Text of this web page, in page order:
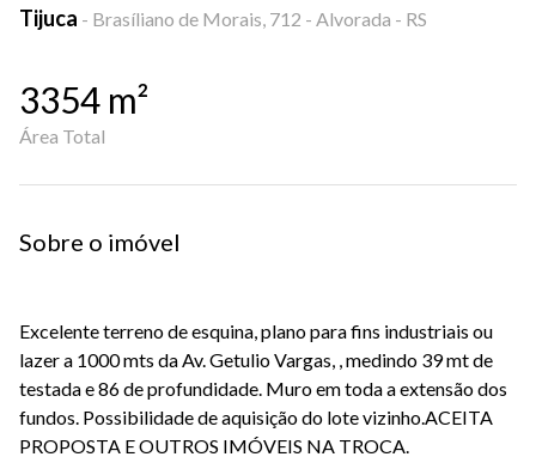
Tijuca - Brasíliano de Morais, 712 - Alvorada - RS
3354 m²
Área Total
Sobre o imóvel
Excelente terreno de esquina, plano para fins industriais ou
lazer a 1000 mts da Av. Getulio Vargas, , medindo 39 mt de
testada e 86 de profundidade. Muro em toda a extensão dos
fundos. Possibilidade de aquisição do lote vizinho.ACEITA
PROPOSTA E OUTROS IMÓVEIS NA TROCA.